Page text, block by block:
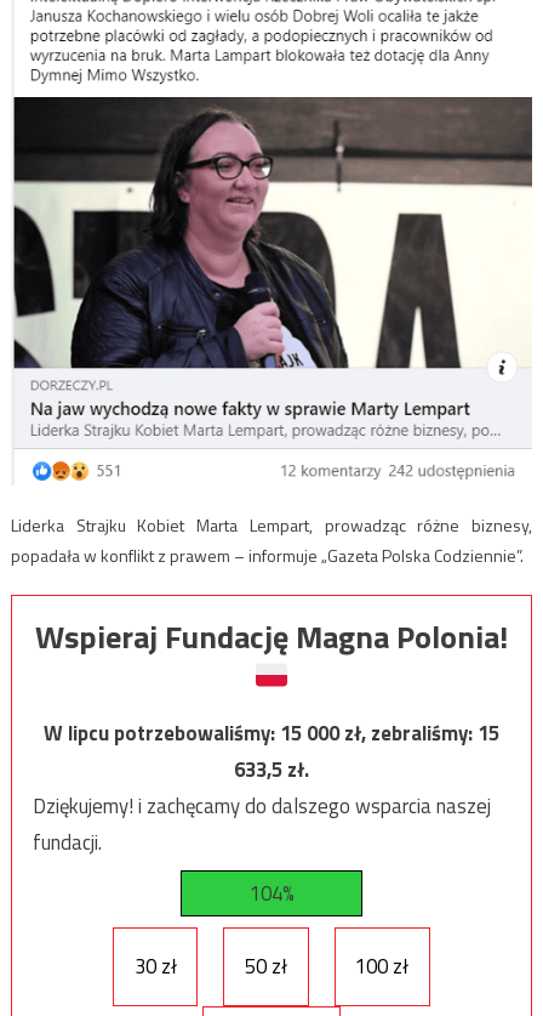
Liderka Strajku Kobiet Marta Lempart, prowadząc różne biznesy,
popadała w konflikt z prawem – informuje „Gazeta Polska Codziennie”.
Wspieraj Fundację Magna Polonia!
W lipcu potrzebowaliśmy:15 000zł, zebraliśmy:15
633,5zł.
Dziękujemy! i zachęcamy do dalszego wsparcia naszej
fundacji.
104%
30 zł 50 zł 100 zł